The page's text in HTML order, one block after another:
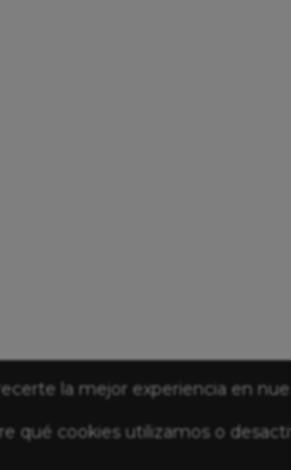
la mejor experiencia en
qué cookies utilizamos o